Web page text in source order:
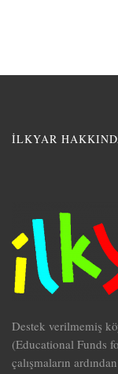
İLKYAR
Destek verilmemiş
(Educational Funds
çalışmaların